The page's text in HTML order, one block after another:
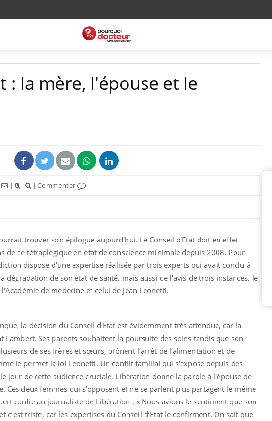
: la mère, l'épouse et le
| |Commenter
trouver son épilogue aujourd'hui. Le Conseil d'Etat doit en effet
de ce tétraplégique en état de conscience minimale depuis 2008. Pour
dispose d'une expertise réalisée par trois experts qui avait conclu à
dégradation de son état de santé, mais aussi de l'avis de trois instances, le
de médecine et celui de Jean Leonetti.
la décision du Conseil d'Etat est évidemment très attendue, car la
Lambert. Ses parents souhaitent la poursuite des soins tandis que son
de ses frères et sœurs, prônent l’arrêt de l’alimentation et de
le permet la loi Leonetti. Un conflit familial qui s'expose depuis des
jour de cette audience cruciale, Libération donne la parole à l'épouse de
Ces deux femmes qui s'opposent et ne se parlent plus partagent le même
confie au journaliste de Libération : « Nous avions le sentiment que son
c’est triste, car les expertises du Conseil d’Etat le confirment. On sait que